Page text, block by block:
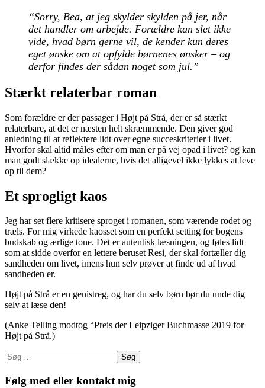
“Sorry, Bea, at jeg skylder skylden på jer, når
det handler om arbejde. Forældre kan slet ikke
vide, hvad børn gerne vil, de kender kun deres
eget ønske om at opfylde børnenes ønsker – og
derfor findes der sådan noget som jul.”
Stærkt relaterbar roman
Som forældre er der passager i Højt på Strå, der er så stærkt
relaterbare, at det er næsten helt skræmmende. Den giver god
anledning til at reflektere lidt over egne succeskriterier i livet.
Hvorfor skal altid måles efter om man er på vej opad i livet? og kan
man godt slække op idealerne, hvis det alligevel ikke lykkes at leve
op til dem?
Et sprogligt kaos
Jeg har set flere kritisere sproget i romanen, som værende rodet og
træls. For mig virkede kaosset som en perfekt setting for bogens
budskab og ærlige tone. Det er autentisk læsningen, og føles lidt
som at sidde overfor en lettere beruset Resi, der skal fortæller dig
sandheden om livet, imens hun selv prøver at finde ud af hvad
sandheden er.
Højt på Strå er en genistreg, og har du selv børn bør du unde dig
selv at læse den!
(Anke Telling modtog “Preis der Leipziger Buchmasse 2019 for
Højt på Strå.)
Søg
efter:
Følg med eller kontakt mig